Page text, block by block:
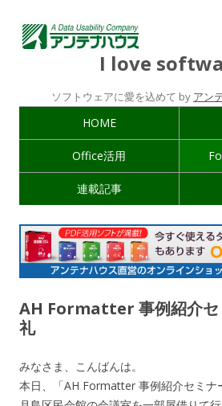
I love
ソフトウェアに愛を込めて by アン
HOME
Office活用
連載記事
AH Formatter 事例紹介
礼
みなさま、こんばんは。
本日、「AH Formatter 事例紹介セミナ